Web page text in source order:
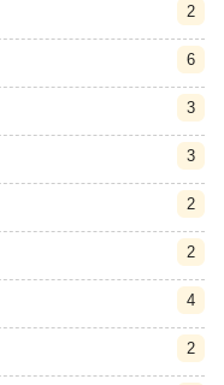
2
6
3
3
2
2
4
2